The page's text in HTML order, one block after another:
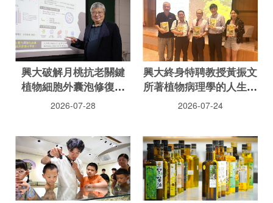
興大破解月桃抗老關鍵
植物細胞外囊泡修復肌
膚、提升細胞能量
2026-07-28
興大終身特聘教授黃振文
所著植物病理學的人生筆
記 值得一讀的實用參考
2026-07-24